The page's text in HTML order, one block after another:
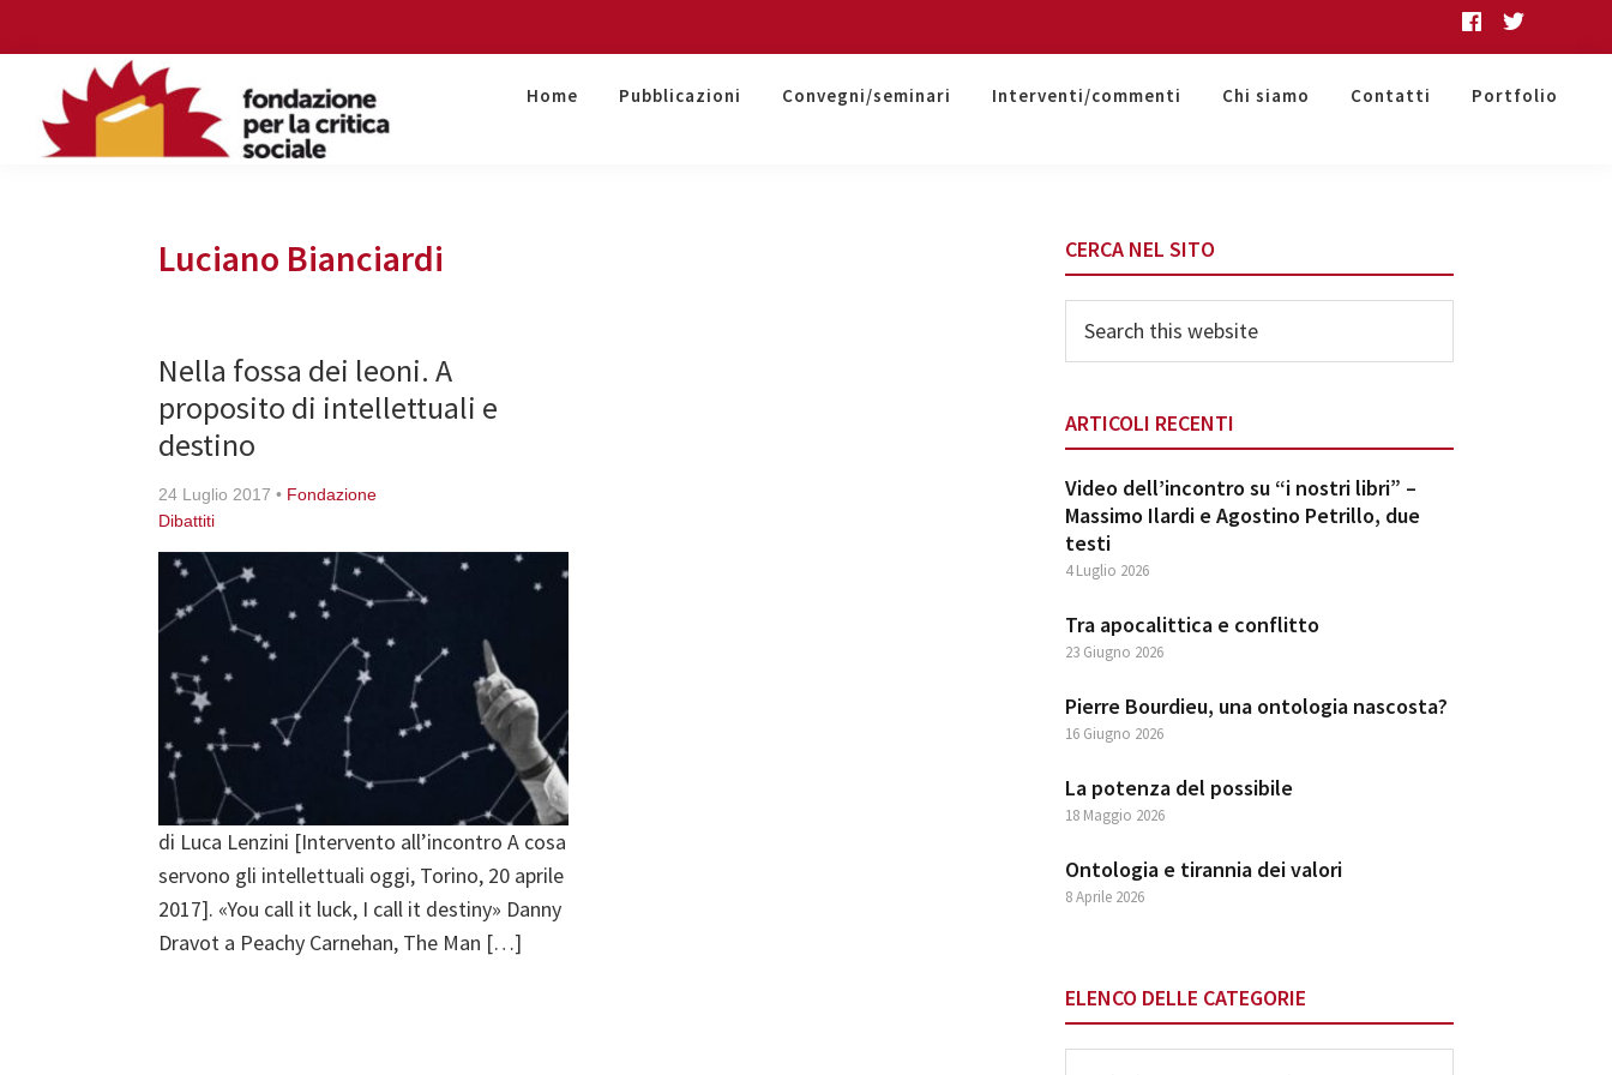
to
primary
navigation
to
content
to
primary
sidebar
to
Home Pubblicazioni Convegni/seminari Interventi/commenti Chi siamo Contatti Portfolio
Luciano Bianciardi
Nella fossa dei leoni. A
proposito di intellettuali e
destino
24 Luglio 2017 • Fondazione
Dibattiti
di Luca Lenzini [Intervento all’incontro A cosa
servono gli intellettuali oggi, Torino, 20 aprile
2017]. «You call it luck, I call it destiny» Danny
Dravot a Peachy Carnehan, The Man […]
Primary
Sidebar
CERCA NEL SITO
this
ARTICOLI RECENTI
Video dell’incontro su “i nostri libri” –
Massimo Ilardi e Agostino Petrillo, due
testi
4 Luglio 2026
Tra apocalittica e conflitto
23 Giugno 2026
Pierre Bourdieu, una ontologia nascosta?
16 Giugno 2026
La potenza del possibile
18 Maggio 2026
Ontologia e tirannia dei valori
8 Aprile 2026
ELENCO DELLE CATEGORIE